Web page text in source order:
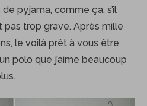
pyjama, comme ça, s’il
pas trop grave. Après mille
le voilà prêt à vous être
polo que j’aime beaucoup